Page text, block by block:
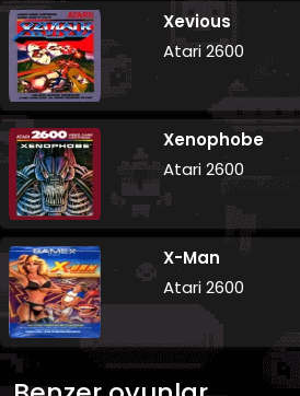
Xevious
Atari 2600
Xenophobe
Atari 2600
X-Man
Atari 2600